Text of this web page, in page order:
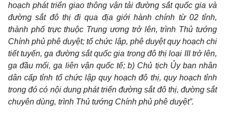
hoạch phát triển giao thông vận tải đường sắt quốc gia và
đường sắt đô thị đi qua địa giới hành chính từ 02 tỉnh,
thành phố trực thuộc Trung ương trở lên, trình Thủ tướng
Chính phủ phê duyệt; tổ chức lập, phê duyệt quy hoạch chi
tiết tuyến, ga đường sắt quốc gia trong đô thị loại III trở lên,
ga đầu mối, ga liên vận quốc tế; b) Chủ tịch Ủy ban nhân
dân cấp tỉnh tổ chức lập quy hoạch đô thị, quy hoạch tỉnh
trong đó có nội dung phát triển đường sắt đô thị, đường sắt
chuyên dùng, trình Thủ tướng Chính phủ phê duyệt”.